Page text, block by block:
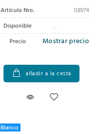
Artículo Nro.
08974
Disponible
Precio
Mostrar precio
añadir a la cesta
Blanco